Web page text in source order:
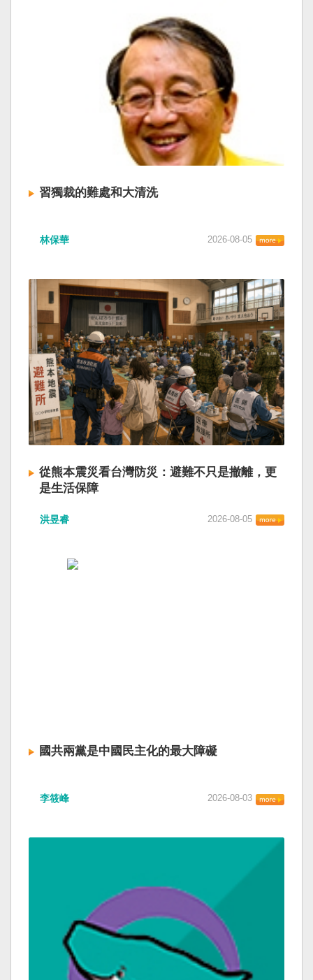
習獨裁的難處和大清洗
林保華 2026-08-05
從熊本震災看台灣防災：避難不只是撤離，更
是生活保障
洪昱睿 2026-08-05
國共兩黨是中國民主化的最大障礙
李筱峰 2026-08-03